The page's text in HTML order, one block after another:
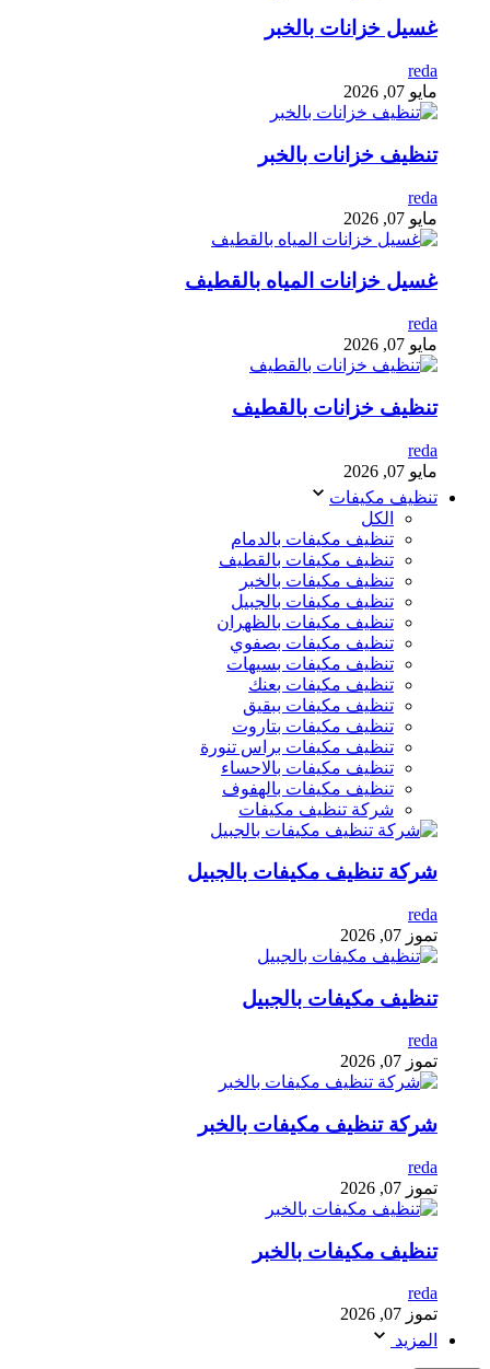
غسيل خزانات بالخبر
reda
مايو 07, 2026
تنظيف خزانات بالخبر
reda
مايو 07, 2026
غسيل خزانات المياه بالقطيف
reda
مايو 07, 2026
تنظيف خزانات بالقطيف
reda
مايو 07, 2026
تنظيف مكيفات
الكل
تنظيف مكيفات بالدمام
تنظيف مكيفات بالقطيف
تنظيف مكيفات بالخبر
تنظيف مكيفات بالجبيل
تنظيف مكيفات بالظهران
تنظيف مكيفات بصفوي
تنظيف مكيفات بسيهات
تنظيف مكيفات بعنك
تنظيف مكيفات ببقيق
تنظيف مكيفات بتاروت
تنظيف مكيفات براس تنورة
تنظيف مكيفات بالاحساء
تنظيف مكيفات بالهفوف
شركة تنظيف مكيفات
شركة تنظيف مكيفات بالجبيل
reda
تموز 07, 2026
تنظيف مكيفات بالجبيل
reda
تموز 07, 2026
شركة تنظيف مكيفات بالخبر
reda
تموز 07, 2026
تنظيف مكيفات بالخبر
reda
تموز 07, 2026
المزيد